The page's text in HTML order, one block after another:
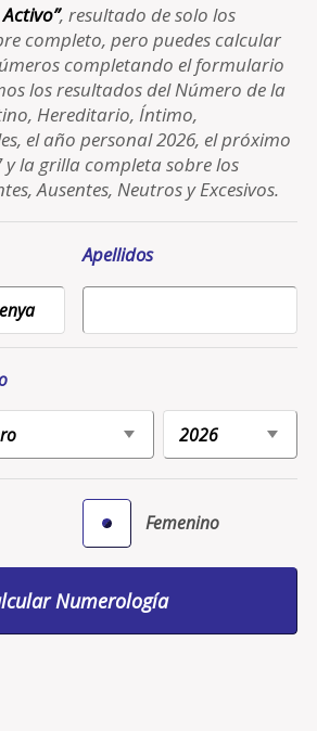
, resultado de solo los
completo, pero puedes calcular
completando el formulario
los resultados del Número de la
Hereditario, Íntimo,
el año personal 2026, el próximo
y la grilla completa sobre los
Ausentes, Neutros y Excesivos.
Apellidos
Femenino